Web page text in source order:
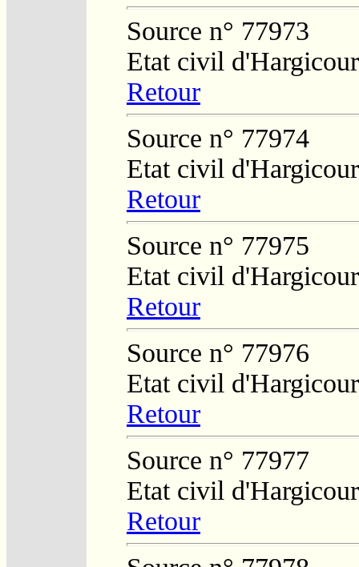
Source n° 77973
Etat civil
Retour
Source n° 77974
Etat civil
Retour
Source n° 77975
Etat civil
Retour
Source n° 77976
Etat civil
Retour
Source n° 77977
Etat civil
Retour